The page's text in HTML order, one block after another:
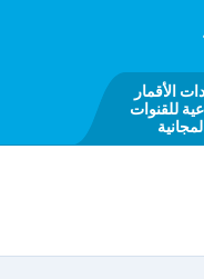
الأقمار
للقنوات
المجانية